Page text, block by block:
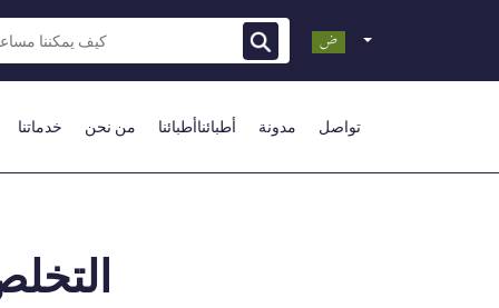
خدماتنا من نحن أطبائناأطبائنا مدونة تواصل